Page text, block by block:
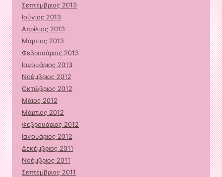
Σεπτέμβριος 2013
Ιούνιος 2013
Απρίλιος 2013
Μάρτιος 2013
Φεβρουάριος 2013
Ιανουάριος 2013
Νοέμβριος 2012
Οκτώβριος 2012
Μάιος 2012
Μάρτιος 2012
Φεβρουάριος 2012
Ιανουάριος 2012
Δεκέμβριος 2011
Νοέμβριος 2011
Σεπτέμβριος 2011